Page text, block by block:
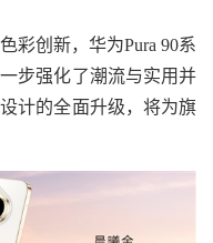
创新，华为Pura 90系
步强化了潮流与实用并
计的全面升级，将为旗